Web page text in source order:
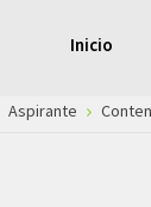
Inicio
Aspirante